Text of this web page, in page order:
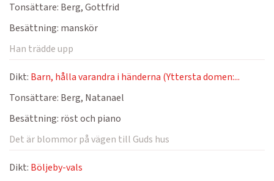
Tonsättare: Berg, Gottfrid
Besättning: manskör
Han trädde upp
Dikt: Barn, hålla varandra i händerna (Yttersta domen:...
Tonsättare: Berg, Natanael
Besättning: röst och piano
Det är blommor på vägen till Guds hus
Dikt: Böljeby-vals